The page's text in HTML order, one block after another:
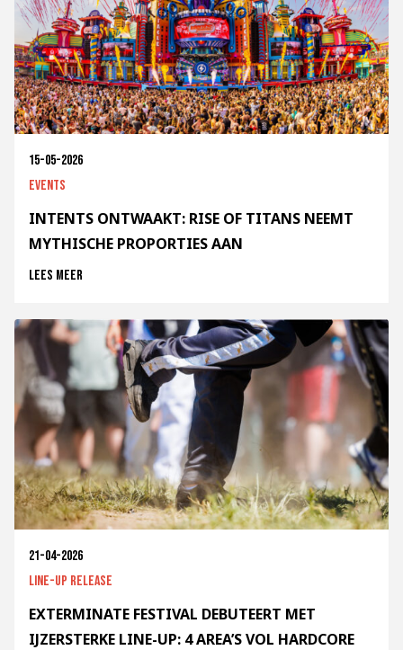
15-05-2026
Events
INTENTS ONTWAAKT: RISE OF TITANS NEEMT
MYTHISCHE PROPORTIES AAN
Lees meer
21-04-2026
Line-up release
EXTERMINATE FESTIVAL DEBUTEERT MET
IJZERSTERKE LINE-UP: 4 AREA’S VOL HARDCORE